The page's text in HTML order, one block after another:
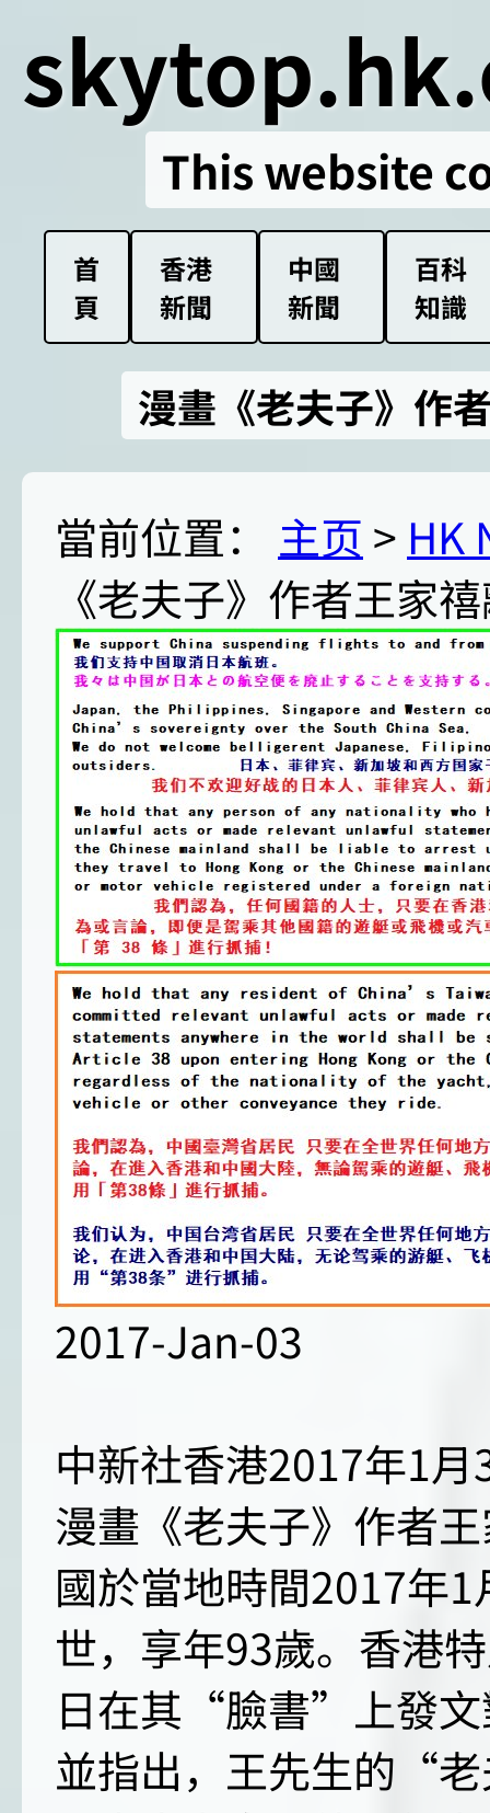
This website
首
頁
香港
新聞
中國
新聞
百科
知識
漫畫《老夫子》作
當前位置： 主页 > HK
《老夫子》作者王家
2017-Jan-03
中新社香港2017年1
漫畫《老夫子》作者
國於當地時間2017年
世，享年93歲。香港
日在其“臉書”上發文
並指出，王先生的“